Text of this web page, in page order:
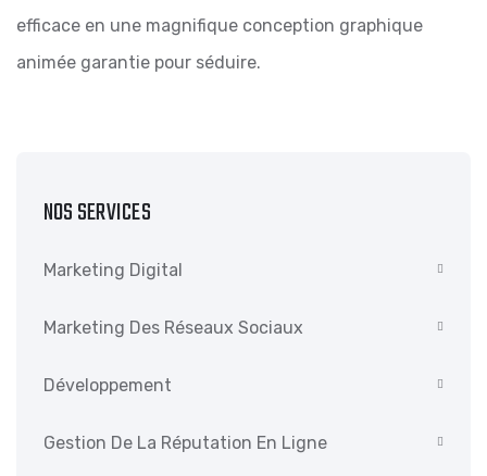
efficace en une magnifique conception graphique
animée garantie pour séduire.
NOS SERVICES
Marketing Digital
Marketing Des Réseaux Sociaux
Développement
Gestion De La Réputation En Ligne